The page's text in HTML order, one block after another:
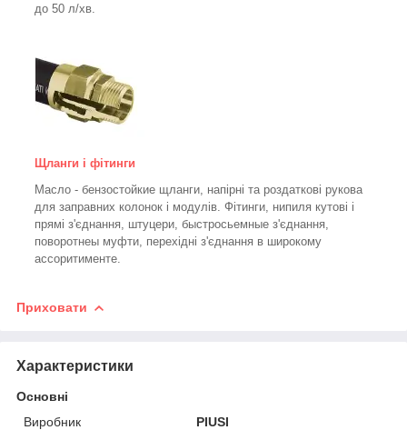
до 50 л/хв.
Щланги і фітинги
Масло - бензостойкие щланги, напірні та роздаткові рукова
для заправних колонок і модулів. Фітинги, нипиля кутові і
прямі з'єднання, штуцери, быстросьемные з'єднання,
поворотнеы муфти, перехідні з'єднання в широкому
ассоритименте.
Приховати
Характеристики
Основні
Виробник
PIUSI